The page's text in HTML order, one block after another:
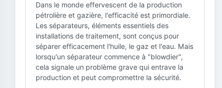
Dans le monde effervescent de la production
pétrolière et gazière, l'efficacité est primordiale.
Les séparateurs, éléments essentiels des
installations de traitement, sont conçus pour
séparer efficacement l'huile, le gaz et l'eau. Mais
lorsqu'un séparateur commence à "blowdier",
cela signale un problème grave qui entrave la
production et peut compromettre la sécurité.